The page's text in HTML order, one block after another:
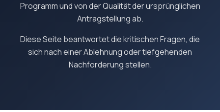
Programm und von der Qualität der ursprünglichen
Antragstellung ab.
Diese Seite beantwortet die kritischen Fragen, die
sich nach einer Ablehnung oder tiefgehenden
Nachforderung stellen.